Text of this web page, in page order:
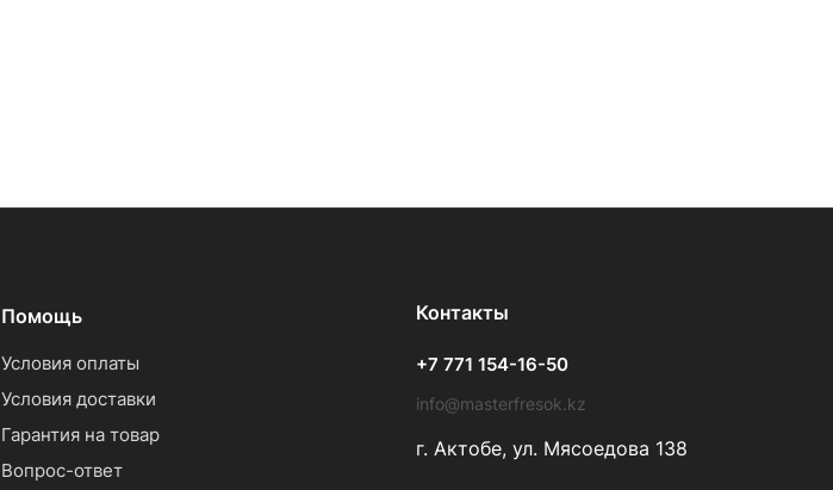
Помощь
Условия оплаты
Условия доставки
Гарантия на товар
Вопрос-ответ
Контакты
+7 771 154-16-50
info@masterfresok.kz
г. Актобе, ул. Мясоедова 138